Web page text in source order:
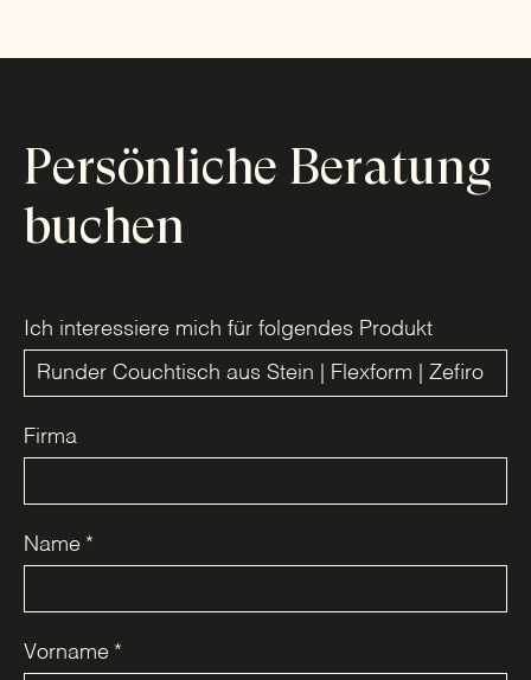
Persönliche Beratung
buchen
Ich interessiere mich für folgendes Produkt
Firma
Name *
Vorname *